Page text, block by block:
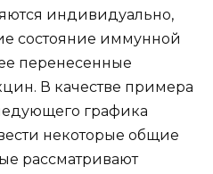
индивидуально,
состояние иммунной
перенесенные
В качестве примера
графика
некоторые общие
рассматривают